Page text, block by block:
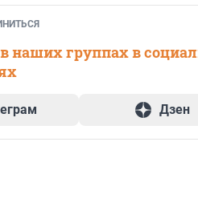
наших группах в
Дзен